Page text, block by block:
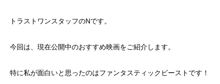
トラストワンスタッフのNです。
今回は、現在公開中のおすすめ映画をご紹介します。
特に私が面白いと思ったのはファンタスティックビーストです！